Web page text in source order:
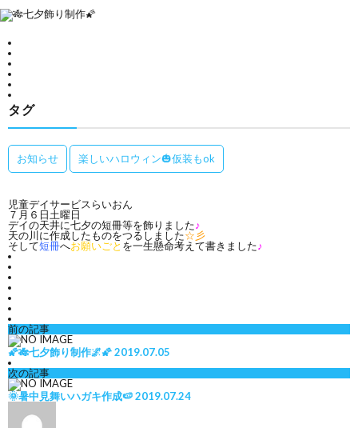
タグ
お知らせ 楽しいハロウィン🎃仮装もok
児童デイサービスらいおん
７月６日土曜日
デイの天井に七夕の短冊等を飾りました♪
天の川に作成したものをつるしました☆彡
そして短冊へお願いごと を一生懸命考えて書きました♪
前の記事
🌠🎋七夕飾り制作🌌🌠2019.07.05
次の記事
🌞暑中見舞いハガキ作成🍉2019.07.24